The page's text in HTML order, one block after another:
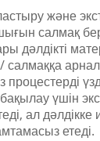
және
салмақ
дәлдікті
салмаққа
үшін
ал
етеді.